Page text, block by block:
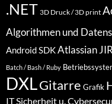
.NET 3D Druck / 3D print
Algorithmen und
Android SDKAtlassian
Batch / Bash / Ruby
DXLGitarre Grafik
IT Sicherheit u.